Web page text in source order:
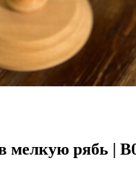
мелкую рябь |